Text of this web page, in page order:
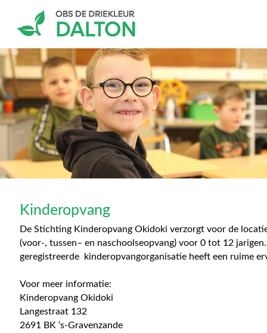
Kinderopvang
De Stichting Kinderopvang Okidoki verzorgt voor de
(voor-, tussen– en naschoolseopvang) voor 0 tot 12
geregistreerde kinderopvangorganisatie heeft een ruime
Voor meer informatie:
Kinderopvang Okidoki
Langestraat 132
2691 BK ‘s-Gravenzande